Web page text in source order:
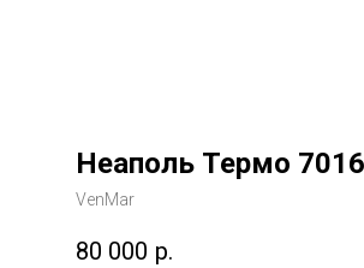
Неаполь Термо
VenMar
80 000 р.